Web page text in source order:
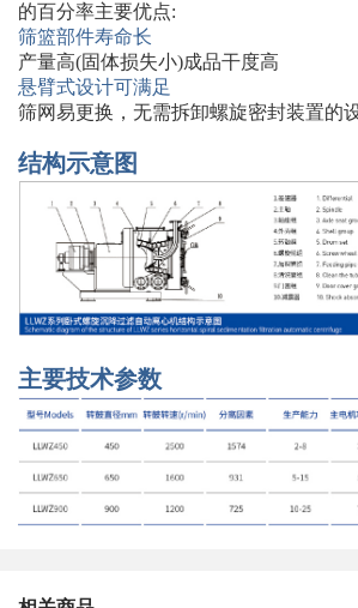
的百分率主要优点:
筛篮部件寿命长
产量高(固体损失小)成品干度高
悬臂式设计可满足
筛网易更换，无需拆卸螺旋密封装置的
结构示意图
主要技术参数